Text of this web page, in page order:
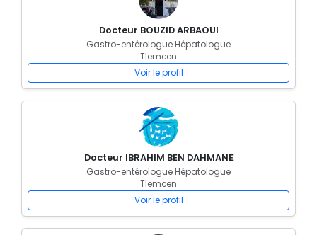
Docteur BOUZID ARBAOUI
Gastro-entérologue Hépatologue
Tlemcen
Voir le profil
Docteur IBRAHIM BEN DAHMANE
Gastro-entérologue Hépatologue
Tlemcen
Voir le profil